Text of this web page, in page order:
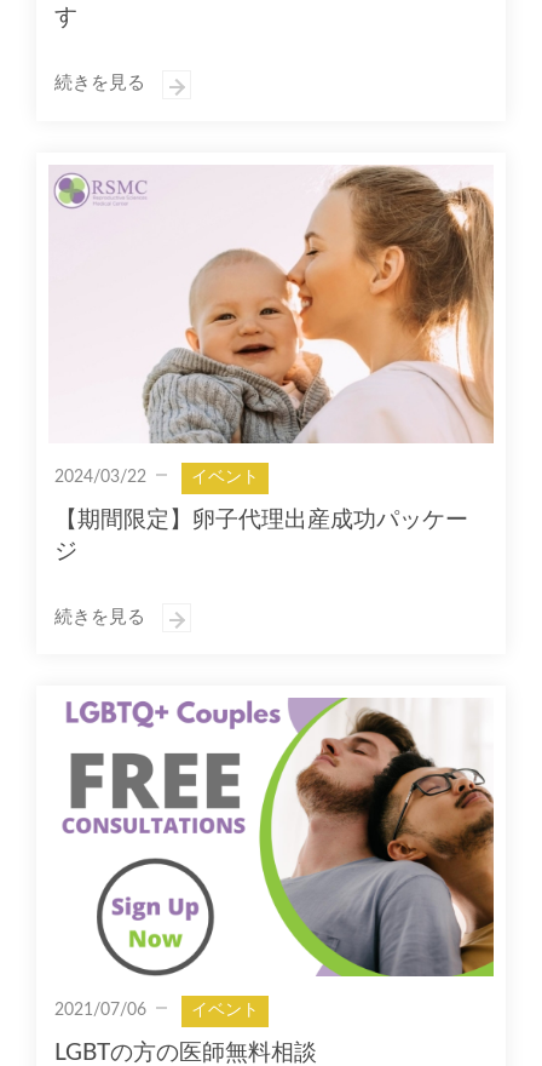
す
続きを見る
2024/03/22 イベント
【期間限定】卵子代理出産成功パッケー
ジ
続きを見る
2021/07/06 イベント
LGBTの方の医師無料相談